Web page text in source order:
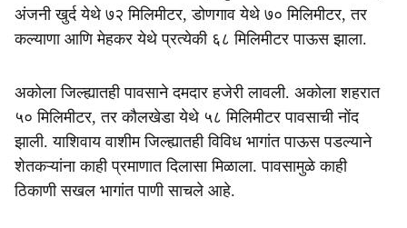
अंजनी खुर्द येथे ७२ मिलिमीटर, डोणगाव येथे ७० मिलिमीटर, तर
कल्याणा आणि मेहकर येथे प्रत्येकी ६८ मिलिमीटर पाऊस झाला.
अकोला जिल्ह्यातही पावसाने दमदार हजेरी लावली. अकोला शहरात
५० मिलिमीटर, तर कौलखेडा येथे ५८ मिलिमीटर पावसाची नोंद
झाली. याशिवाय वाशीम जिल्ह्यातही विविध भागांत पाऊस पडल्याने
शेतकऱ्यांना काही प्रमाणात दिलासा मिळाला. पावसामुळे काही
ठिकाणी सखल भागांत पाणी साचले आहे.